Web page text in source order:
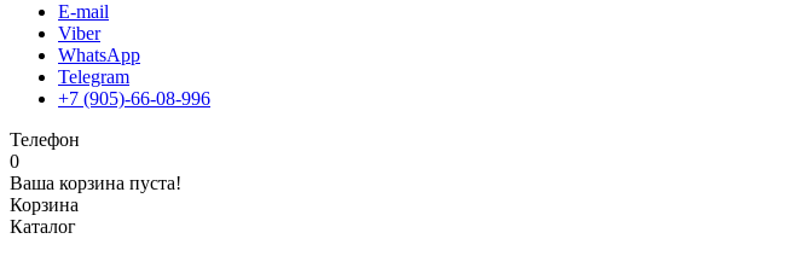
E-mail
Viber
WhatsApp
Telegram
+7 (905)-66-08-996
Телефон
0
Ваша корзина пуста!
Корзина
Каталог